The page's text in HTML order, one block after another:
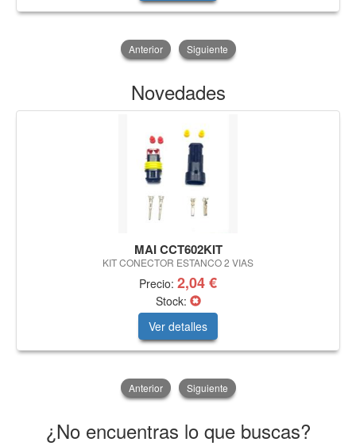
Anterior Siguiente
Novedades
MAI CCT602KIT
KIT CONECTOR ESTANCO 2 VIAS
Precio: 2,04 €
Stock:
Ver detalles
Anterior Siguiente
¿No encuentras lo que buscas?